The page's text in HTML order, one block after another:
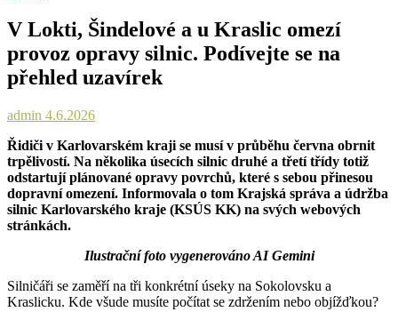
V Lokti, Šindelové a u Kraslic omezí
provoz opravy silnic. Podívejte se na
přehled uzavírek
admin 4.6.2026
Řidiči v Karlovarském kraji se musí v průběhu června obrnit
trpělivostí. Na několika úsecích silnic druhé a třetí třídy totiž
odstartují plánované opravy povrchů, které s sebou přinesou
dopravní omezení. Informovala o tom Krajská správa a údržba
silnic Karlovarského kraje (KSÚS KK) na svých webových
stránkách.
Ilustrační foto vygenerováno AI Gemini
Silničáři se zaměří na tři konkrétní úseky na Sokolovsku a
Kraslicku. Kde všude musíte počítat se zdržením nebo objížďkou?